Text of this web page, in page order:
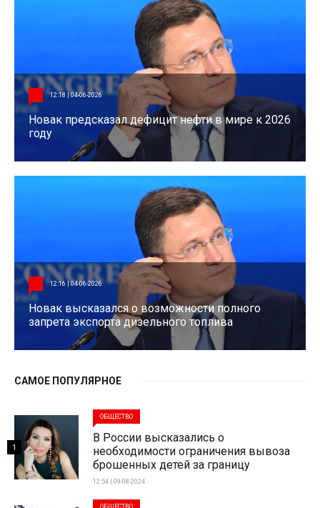
12:18 | 04-06-2026
Новак предсказал дефицит нефти в мире к 2026
году
12:16 | 04-06-2026
Новак высказался о возможности полного
запрета экспорта дизельного топлива
САМОЕ ПОПУЛЯРНОЕ
ОБЩЕСТВО
В России высказались о
необходимости ограничения вывоза
брошенных детей за границу
12:54 | 09-08-2024
1